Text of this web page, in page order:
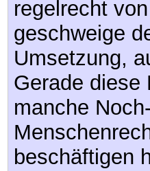
regelrecht
geschweige
Umsetzung,
Gerade diese
manche
beschäftigen